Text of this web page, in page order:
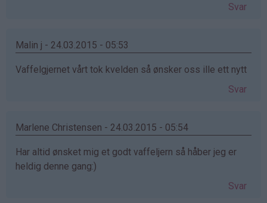
Svar
Malin j - 24.03.2015 - 05:53
Vaffelgjernet vårt tok kvelden så ønsker oss ille ett nytt
Svar
Marlene Christensen - 24.03.2015 - 05:54
Har altid ønsket mig et godt vaffeljern så håber jeg er
heldig denne gang:)
Svar